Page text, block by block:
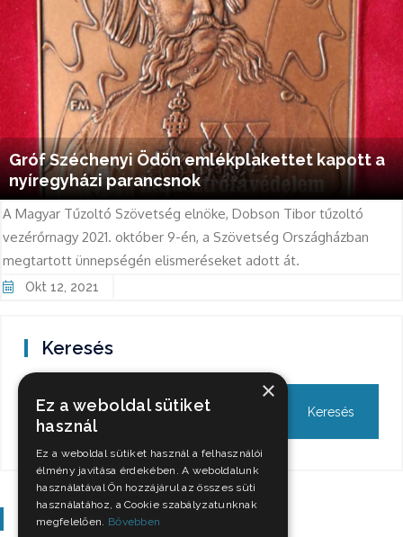
Gróf Széchenyi Ödön emlékplakettet kapott a
nyíregyházi parancsnok
A Magyar Tűzoltó Szövetség elnöke, Dobson Tibor tűzoltó
vezérőrnagy 2021. október 9-én, a Szövetség Országházban
megtartott ünnepségén elismeréseket adott át.
Okt 12, 2021
Keresés
Szavazás
×
Ez a weboldal sütiket
használ
Ez a weboldal sütiket használ a felhasználói
élmény javítása érdekében. A weboldalunk
használatával Ön hozzájárul az összes süti
használatához, a Cookie szabályzatunknak
megfelelően. Bővebben